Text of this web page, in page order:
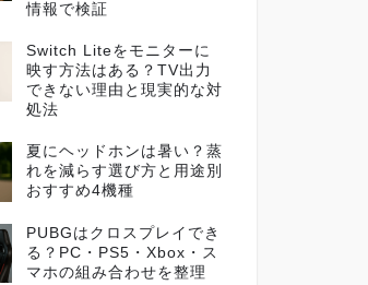
情報で検証
Switch Liteをモニターに
映す方法はある？TV出力
できない理由と現実的な対
処法
夏にヘッドホンは暑い？蒸
れを減らす選び方と用途別
おすすめ4機種
PUBGはクロスプレイでき
る？PC・PS5・Xbox・ス
マホの組み合わせを整理